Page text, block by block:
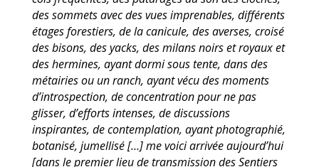
des sommets avec des vuesimprenables, différents
étages forestiers, de la canicule, des averses, croisé
des bisons, desyacks, des milans noirs et royaux et
des hermines, ayant dormi sous tente, dans des
métairiesou un ranch, ayant vécu des moments
d’introspection, de concentration pour ne pas
glisser, d’efforts intenses, de discussions
inspirantes, de contemplation, ayant photographié,
botanisé, jumellisé […] me voici arrivée aujourd’hui
[dans le premier lieu de transmission desSentiers